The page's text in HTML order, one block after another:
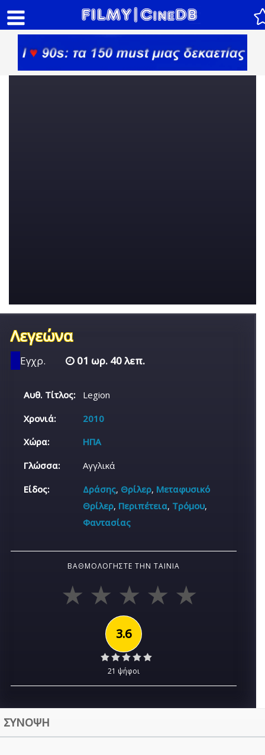
Λεγεώνα
Εγχρ. 01 ωρ. 40 λεπ.
Αυθ. Τίτλος:
Legion
Χρονιά:
2010
Χώρα:
ΗΠΑ
Γλώσσα:
Αγγλικά
Είδος:
Δράσης, Θρίλερ, Μεταφυσικό
Θρίλερ, Περιπέτεια, Τρόμου,
Φαντασίας
ΒΑΘΜΟΛΟΓΉΣΤΕ ΤΗΝ ΤΑΙΝΊΑ
3.6
21 ψήφοι
ΣΥΝΟΨΗ